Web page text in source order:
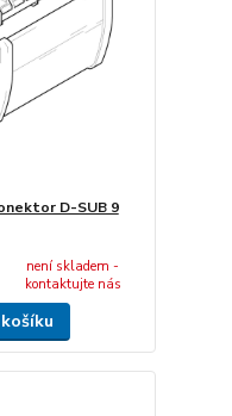
D-SUB 9
není skladem -
kontaktujte nás